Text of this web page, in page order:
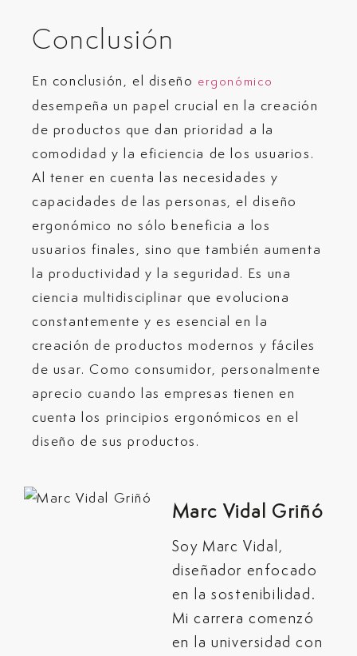
Conclusión
En conclusión, el diseño ergonómico
desempeña un papel crucial en la creación
de productos que dan prioridad a la
comodidad y la eficiencia de los usuarios.
Al tener en cuenta las necesidades y
capacidades de las personas, el diseño
ergonómico no sólo beneficia a los
usuarios finales, sino que también aumenta
la productividad y la seguridad. Es una
ciencia multidisciplinar que evoluciona
constantemente y es esencial en la
creación de productos modernos y fáciles
de usar. Como consumidor, personalmente
aprecio cuando las empresas tienen en
cuenta los principios ergonómicos en el
diseño de sus productos.
Marc Vidal Griñó
Soy Marc Vidal,
diseñador enfocado
en la sostenibilidad.
Mi carrera comenzó
en la universidad con